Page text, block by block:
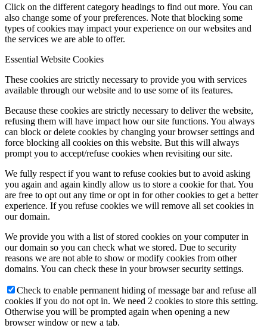
Click on the different category headings to find out more. You can
also change some of your preferences. Note that blocking some
types of cookies may impact your experience on our websites and
the services we are able to offer.
Essential Website Cookies
These cookies are strictly necessary to provide you with services
available through our website and to use some of its features.
Because these cookies are strictly necessary to deliver the website,
refusing them will have impact how our site functions. You always
can block or delete cookies by changing your browser settings and
force blocking all cookies on this website. But this will always
prompt you to accept/refuse cookies when revisiting our site.
We fully respect if you want to refuse cookies but to avoid asking
you again and again kindly allow us to store a cookie for that. You
are free to opt out any time or opt in for other cookies to get a better
experience. If you refuse cookies we will remove all set cookies in
our domain.
We provide you with a list of stored cookies on your computer in
our domain so you can check what we stored. Due to security
reasons we are not able to show or modify cookies from other
domains. You can check these in your browser security settings.
Check to enable permanent hiding of message bar and refuse all
cookies if you do not opt in. We need 2 cookies to store this setting.
Otherwise you will be prompted again when opening a new
browser window or new a tab.